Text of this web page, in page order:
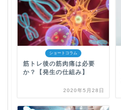
ショートコラム
筋トレ後の筋肉痛は必要
か？【発生の仕組み】
2020年5月28日